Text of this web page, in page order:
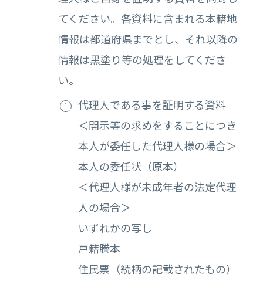
てください。各資料に含まれる本籍地
情報は都道府県までとし、それ以降の
情報は黒塗り等の処理をしてくださ
い。
代理人である事を証明する資料
＜開示等の求めをすることにつき
本人が委任した代理人様の場合＞
本人の委任状（原本）
＜代理人様が未成年者の法定代理
人の場合＞
いずれかの写し
戸籍謄本
住民票（続柄の記載されたもの）